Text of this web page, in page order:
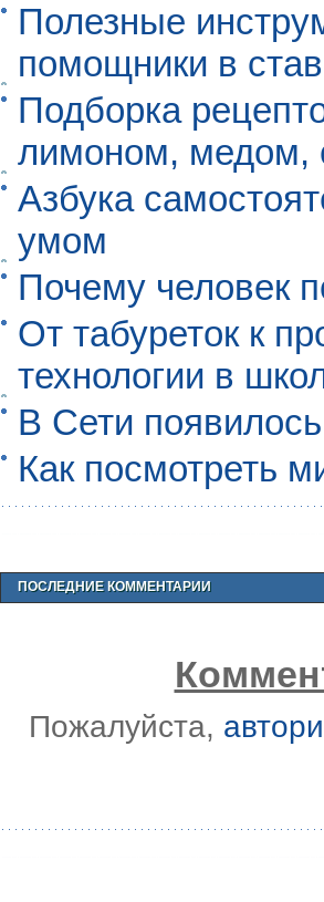
Полезные
помощники в
Подборка
лимоном, медом,
Азбука
умом
Почему человек
От табуреток к
технологии в
В Сети
Как посмотреть
ПОСЛЕДНИЕ КОММЕНТАРИИ
Пожалуйста,